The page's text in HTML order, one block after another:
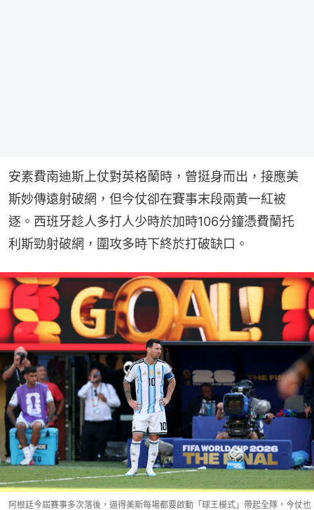
安素費南迪斯上仗對英格蘭時，曾挺身而出，接應美
斯妙傳遠射破網，但今仗卻在賽事末段兩黃一紅被
逐。西班牙趁人多打人少時於加時106分鐘憑費蘭托
利斯勁射破網，圍攻多時下終於打破缺口。
阿根廷今屆賽事多次落後，逼得美斯每場都要啟動「球王模式」帶起全隊，今仗也